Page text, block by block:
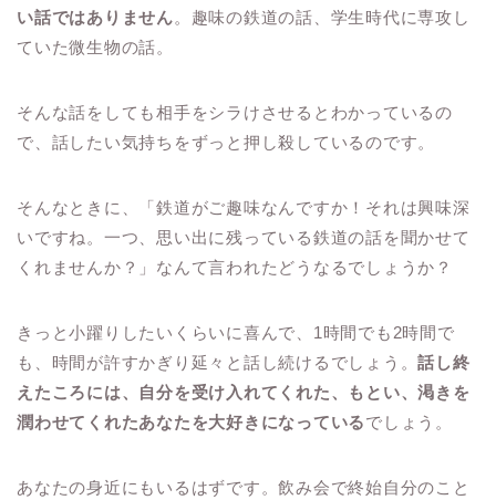
い話ではありません。趣味の鉄道の話、学生時代に専攻し
ていた微生物の話。
そんな話をしても相手をシラけさせるとわかっているの
で、話したい気持ちをずっと押し殺しているのです。
そんなときに、「鉄道がご趣味なんですか！それは興味深
いですね。一つ、思い出に残っている鉄道の話を聞かせて
くれませんか？」なんて言われたどうなるでしょうか？
きっと小躍りしたいくらいに喜んで、1時間でも2時間で
も、時間が許すかぎり延々と話し続けるでしょう。話し終
えたころには、自分を受け入れてくれた、もとい、渇きを
潤わせてくれたあなたを大好きになっているでしょう。
あなたの身近にもいるはずです。飲み会で終始自分のこと